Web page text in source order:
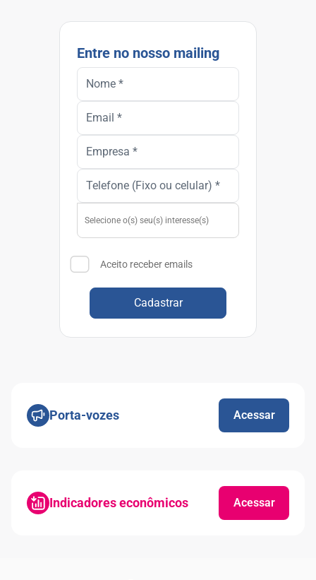
Entre no nosso mailing
Aceito receber emails
Cadastrar
Porta-vozes Acessar
Indicadores econômicos Acessar